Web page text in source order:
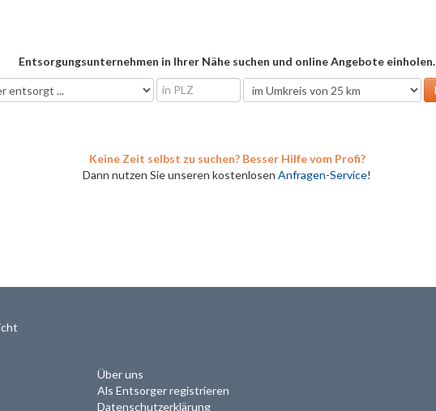
Entsorgungsunternehmen in Ihrer Nähe suchen und online Angebote einholen.
Keine Zeit selbst zu suchen? Besser Hilfe vom Profi?
Dann nutzen Sie unseren kostenlosen Anfragen-Service!
Über uns
Als Entsorger registrieren
Datenschutzerklärung